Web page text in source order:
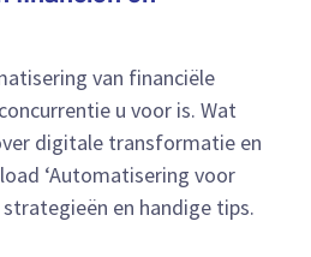
van financiële
u voor is. Wat
digitale transformatie en
‘Automatisering voor
strategieën en handige tips.